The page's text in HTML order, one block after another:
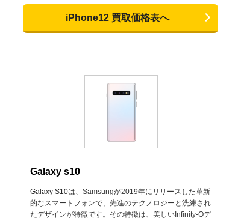
iPhone12 買取価格表へ
Galaxy s10
Galaxy S10は、Samsungが2019年にリリースした革新
的なスマートフォンで、先進のテクノロジーと洗練され
たデザインが特徴です。その特徴は、美しいInfinity-Oデ